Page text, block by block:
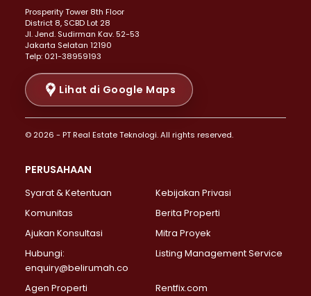
Properti Dijual di Menteng >
Properti Dijual di Senen >
Properti Dijual di Tanah Abang >
Properti Dijual di Cikini >
Properti Dijual di Kramat >
Properti Dijual di Pasar Baru >
Properti Dijual di Bendungan Hilir >
Properti Dijual di Jakarta Selatan >
Properti Dijual di Lebak Bulus >
Properti Dijual di Gandaria Selatan >
Properti Dijual di Pondok Labu >
Properti Dijual di Lenteng Agung >
Properti Dijual di Senayan >
Properti Dijual di Pondok Pinang >
Prosperity Tower 8th Floor
District 8, SCBD Lot 28
JI. Jend. Sudirman Kav. 52-53
Jakarta Selatan 12190
Telp: 021-38959193
Lihat di Google Maps
© 2026 - PT Real Estate Teknologi. All rights reserved.
PERUSAHAAN
Syarat & Ketentuan
Kebijakan Privasi
Komunitas
Berita Properti
Ajukan Konsultasi
Mitra Proyek
Hubungi:
enquiry@belirumah.co
Listing Management Service
Agen Properti Rentfix.com